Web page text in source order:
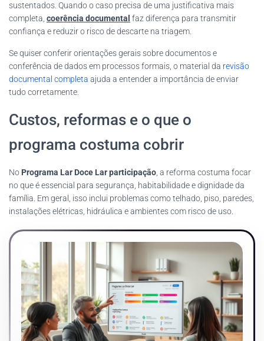
sustentados. Quando o caso precisa de uma justificativa mais
completa, coerência documental faz diferença para transmitir
confiança e reduzir o risco de descarte na triagem.
Se quiser conferir orientações gerais sobre documentos e
conferência de dados em processos formais, o material da revisão
documental completa ajuda a entender a importância de enviar
tudo corretamente.
Custos, reformas e o que o
programa costuma cobrir
No Programa Lar Doce Lar participação, a reforma costuma focar
no que é essencial para segurança, habitabilidade e dignidade da
família. Em geral, isso inclui problemas como telhado, piso, paredes,
instalações elétricas, hidráulica e ambientes com risco de uso.